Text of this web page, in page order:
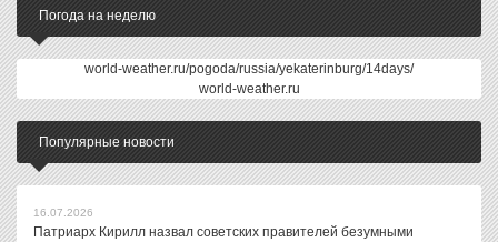
Погода на неделю
world-weather.ru/pogoda/russia/yekaterinburg/14days/
world-weather.ru
Популярные новости
16.07.2026
Патриарх Кирилл назвал советских правителей безумными